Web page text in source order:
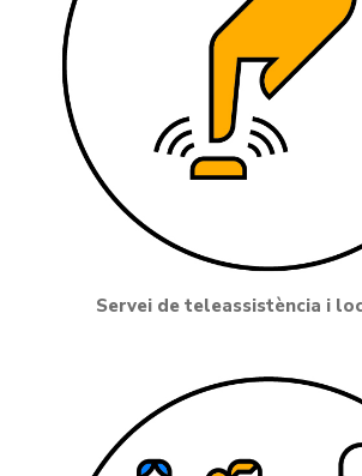
Servei de teleassistència i